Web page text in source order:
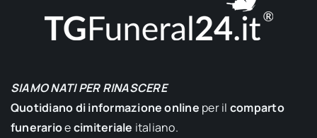
SIAMO NATI PER RINASCERE
Quotidiano di informazione online per il comparto
funerarioecimiteriale italiano.